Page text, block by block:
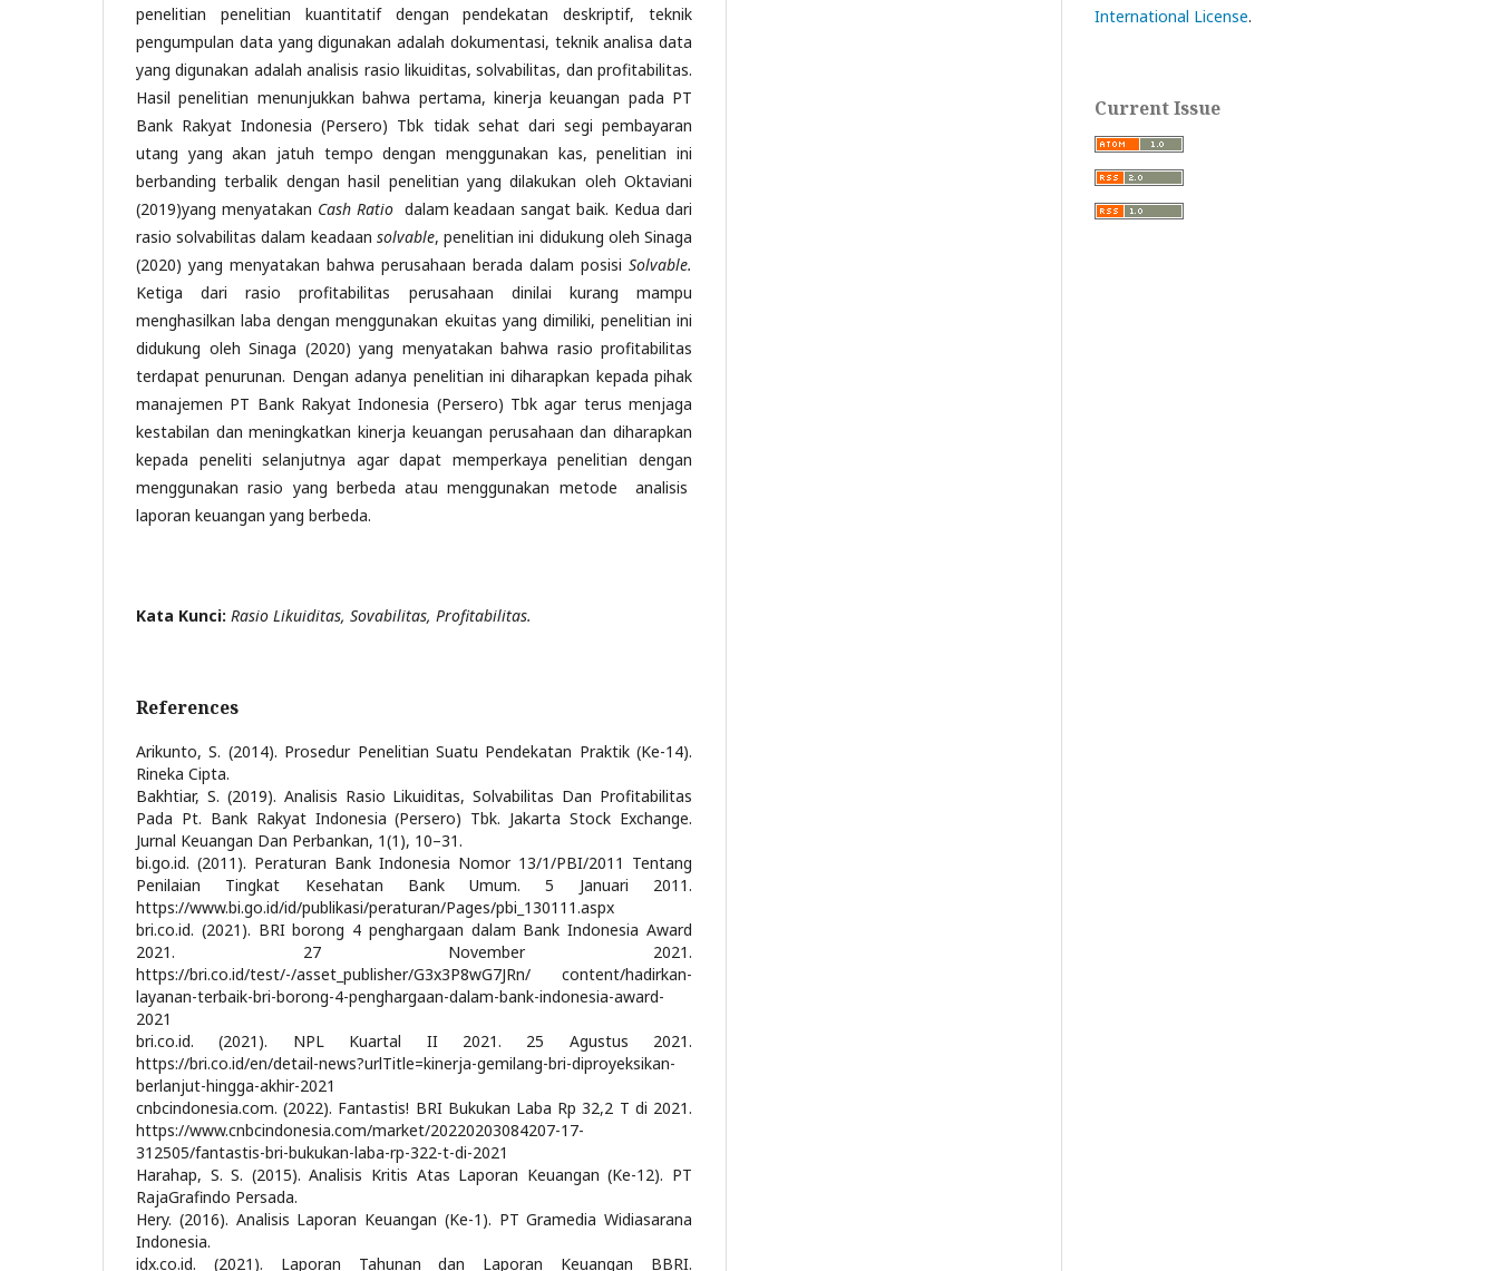
penelitian penelitian kuantitatif dengan pendekatan deskriptif, teknik
pengumpulan data yang digunakan adalah dokumentasi, teknik analisa data
yang digunakan adalah analisis rasio likuiditas, solvabilitas, dan profitabilitas.
Hasil penelitian menunjukkan bahwa pertama, kinerja keuangan pada PT
Bank Rakyat Indonesia (Persero) Tbk tidak sehat dari segi pembayaran
utang yang akan jatuh tempo dengan menggunakan kas, penelitian ini
berbanding terbalik dengan hasil penelitian yang dilakukan oleh Oktaviani
(2019)yang menyatakan Cash Ratio dalam keadaan sangat baik. Kedua dari
rasio solvabilitas dalam keadaan solvable, penelitian ini didukung oleh Sinaga
(2020) yang menyatakan bahwa perusahaan berada dalam posisi Solvable.
Ketiga dari rasio profitabilitas perusahaan dinilai kurang mampu
menghasilkan laba dengan menggunakan ekuitas yang dimiliki, penelitian ini
didukung oleh Sinaga (2020) yang menyatakan bahwa rasio profitabilitas
terdapat penurunan. Dengan adanya penelitian ini diharapkan kepada pihak
manajemen PT Bank Rakyat Indonesia (Persero) Tbk agar terus menjaga
kestabilan dan meningkatkan kinerja keuangan perusahaan dan diharapkan
kepada peneliti selanjutnya agar dapat memperkaya penelitian dengan
menggunakan rasio yang berbeda atau menggunakan metode analisis
laporan keuangan yang berbeda.
Kata Kunci: Rasio Likuiditas, Sovabilitas, Profitabilitas.
References
Arikunto, S. (2014). Prosedur Penelitian Suatu Pendekatan Praktik (Ke-14).
Rineka Cipta.
Bakhtiar, S. (2019). Analisis Rasio Likuiditas, Solvabilitas Dan Profitabilitas
Pada Pt. Bank Rakyat Indonesia (Persero) Tbk. Jakarta Stock Exchange.
Jurnal Keuangan Dan Perbankan, 1(1), 10–31.
bi.go.id. (2011). Peraturan Bank Indonesia Nomor 13/1/PBI/2011 Tentang
Penilaian Tingkat Kesehatan Bank Umum. 5 Januari 2011.
https://www.bi.go.id/id/publikasi/peraturan/Pages/pbi_130111.aspx
bri.co.id. (2021). BRI borong 4 penghargaan dalam Bank Indonesia Award
2021. 27 November 2021.
https://bri.co.id/test/-/asset_publisher/G3x3P8wG7JRn/ content/hadirkan-
layanan-terbaik-bri-borong-4-penghargaan-dalam-bank-indonesia-award-
2021
bri.co.id. (2021). NPL Kuartal II 2021. 25 Agustus 2021.
https://bri.co.id/en/detail-news?urlTitle=kinerja-gemilang-bri-diproyeksikan-
berlanjut-hingga-akhir-2021
cnbcindonesia.com. (2022). Fantastis! BRI Bukukan Laba Rp 32,2 T di 2021.
https://www.cnbcindonesia.com/market/20220203084207-17-
312505/fantastis-bri-bukukan-laba-rp-322-t-di-2021
Harahap, S. S. (2015). Analisis Kritis Atas Laporan Keuangan (Ke-12). PT
RajaGrafindo Persada.
Hery. (2016). Analisis Laporan Keuangan (Ke-1). PT Gramedia Widiasarana
Indonesia.
idx.co.id. (2021). Laporan Tahunan dan Laporan Keuangan BBRI.
International License.
Current Issue